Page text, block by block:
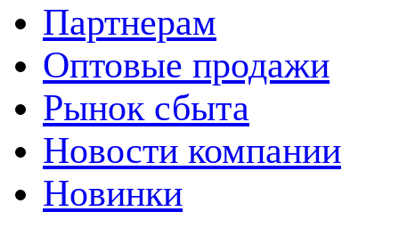
Партнерам
Оптовые продажи
Рынок сбыта
Новости компании
Новинки